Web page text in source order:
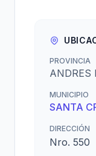
PROVINCIA
ANDRES
MUNICIPIO
SANTA
DIRECCIÓN
Nro. 550